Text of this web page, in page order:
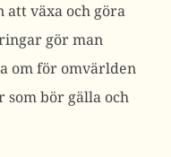
växa och göra
gör man
om för omvärlden
som bör gälla och